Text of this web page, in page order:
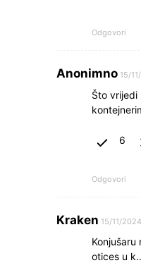
Odgovori
Anonimno 15/
Što vrijedi
6
Odgovori
Kraken 15/11/
otices u